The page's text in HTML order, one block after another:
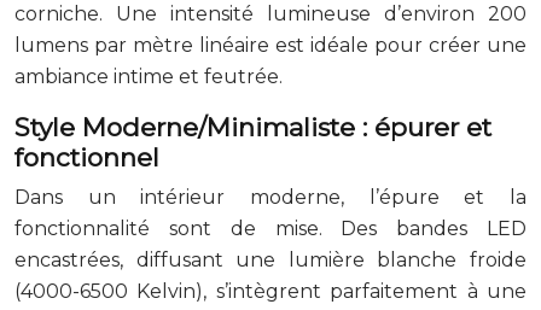
corniche. Une intensité lumineuse d’environ 200
lumens par mètre linéaire est idéale pour créer une
ambiance intime et feutrée.
Style Moderne/Minimaliste : épurer et
fonctionnel
Dans un intérieur moderne, l’épure et la
fonctionnalité sont de mise. Des bandes LED
encastrées, diffusant une lumière blanche froide
(4000-6500 Kelvin), s’intègrent parfaitement à une